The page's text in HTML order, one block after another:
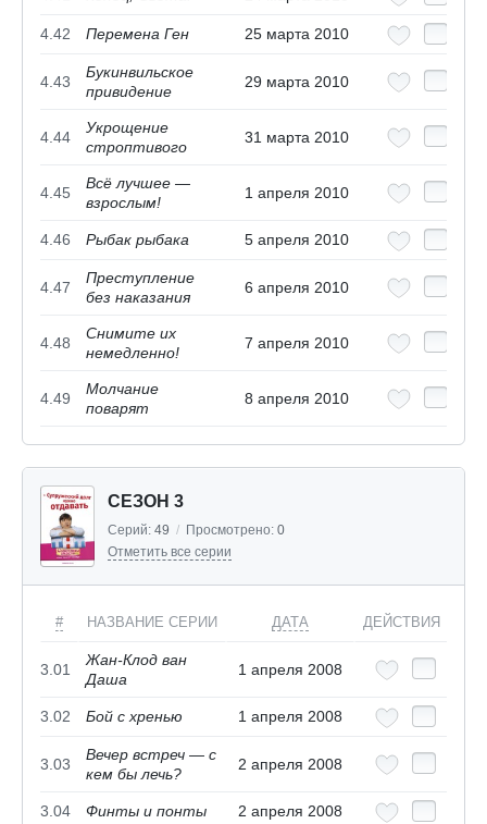
4.42 Перемена Ген 25 марта 2010
4.43
Букинвильское
привидение
29 марта 2010
4.44
Укрощение
строптивого
31 марта 2010
4.45
Всё лучшее —
взрослым!
1 апреля 2010
4.46 Рыбак рыбака 5 апреля 2010
4.47
Преступление
без наказания
6 апреля 2010
4.48
Снимите их
немедленно!
7 апреля 2010
4.49
Молчание
поварят
8 апреля 2010
СЕЗОН 3
Серий: 49 / Просмотрено: 0
Отметить все серии
# НАЗВАНИЕ СЕРИИ ДАТА ДЕЙСТВИЯ
3.01
Жан-Клод ван
Даша
1 апреля 2008
3.02 Бой с хренью 1 апреля 2008
3.03
Вечер встреч — с
кем бы лечь?
2 апреля 2008
3.04 Финты и понты 2 апреля 2008